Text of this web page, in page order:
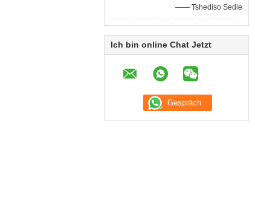
—— Tshediso Sedie
Ich bin online Chat Jetzt